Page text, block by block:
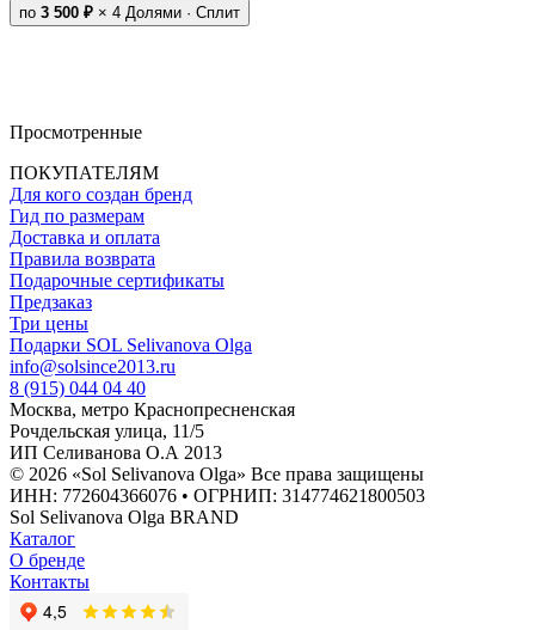
по 3 500 ₽ × 4 Долями · Сплит
Просмотренные
ПОКУПАТЕЛЯМ
Для кого создан бренд
Гид по размерам
Доставка и оплата
Правила возврата
Подарочные сертификаты
Предзаказ
Три цены
Подарки SOL Selivanova Olga
info@solsince2013.ru
8 (915) 044 04 40
Москва, метро Краснопресненская
Рочдельская улица, 11/5
ИП Селиванова О.А 2013
© 2026 «Sol Selivanova Olga» Все права защищены
ИНН: 772604366076 • ОГРНИП: 314774621800503
Sol Selivanova Olga BRAND
Каталог
О бренде
Контакты